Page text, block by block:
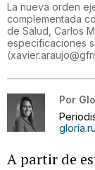
La nueva orden
complementada
de Salud, Carlos
especificaciones
(
Por
A partir de